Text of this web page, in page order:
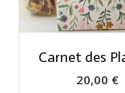
Carnet des
20,00 €